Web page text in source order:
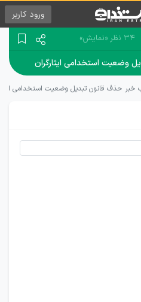
ورود کاربر
34 نظر «نمایش»
وضعیت استخدامی ایثارگران
خبر حذف قانون تبدیل وضعیت استخدامی